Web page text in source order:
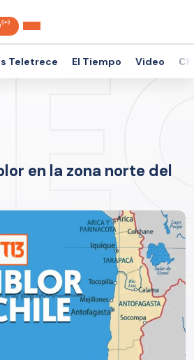
Teletrece El Tiempo Video
en la zona norte del